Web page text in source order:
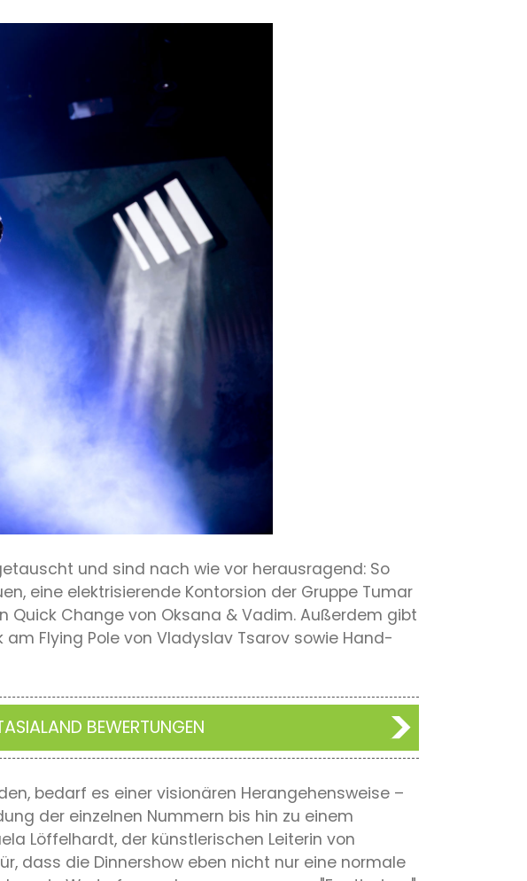
und sind nach wie vor herausragend: So
eine elektrisierende Kontorsion der Gruppe Tumar
Quick Change von Oksana & Vadim. Außerdem gibt
Flying Pole von Vladyslav Tsarov sowie Hand-
BEWERTUNGEN
bedarf es einer visionären Herangehensweise –
der einzelnen Nummern bis hin zu einem
Löffelhardt, der künstlerischen Leiterin von
dass die Dinnershow eben nicht nur eine normale